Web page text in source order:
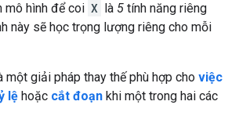
mô hình để coi X là 5 tính năng riêng
này sẽ học trọng lượng riêng cho mỗi
một giải pháp thay thế phù hợp cho việc
lệ hoặc cắt đoạn khi một trong hai các